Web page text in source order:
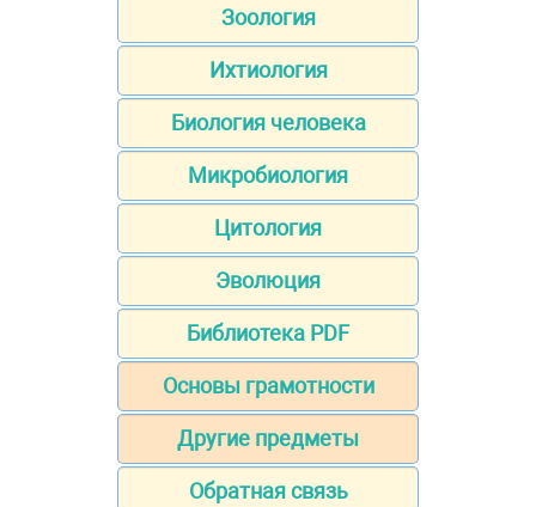
Зоология
Ихтиология
Биология человека
Микробиология
Цитология
Эволюция
Библиотека PDF
Основы грамотности
Другие предметы
Обратная связь